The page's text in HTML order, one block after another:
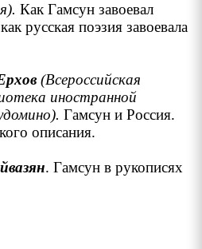
Как Гамсун завоевал
русская поэзия завоевала
(Всероссийская
иностранной
Гамсун и Россия.
описания.
. Гамсун в рукописях